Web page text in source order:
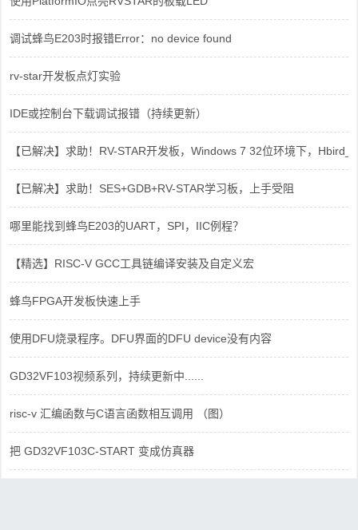
调试蜂鸟E203时报错Error：no device found
rv-star开发板点灯实验
IDE或控制台下载调试报错（持续更新）
【已解决】求助！RV-STAR开发板，Windows 7 32位环境下，
【已解决】求助！SES+GDB+RV-STAR学习板，上手受阻
哪里能找到蜂鸟E203的UART，SPI，IIC例程？
【精选】RISC-V GCC工具链编译安装及自定义宏
蜂鸟FPGA开发板快速上手
使用DFU烧录程序。DFU界面的DFU device没有内容
GD32VF103视频系列，持续更新中......
risc-v 汇编函数与C语言函数相互调用 （图）
把 GD32VF103C-START 变成仿真器